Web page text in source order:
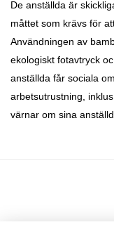
De anställda är
måttet som krävs för
Användningen av
ekologiskt fotavtryck
anställda får sociala
arbetsutrustning,
värnar om sina